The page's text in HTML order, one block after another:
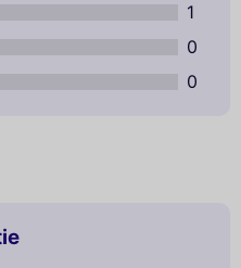
1
0
0